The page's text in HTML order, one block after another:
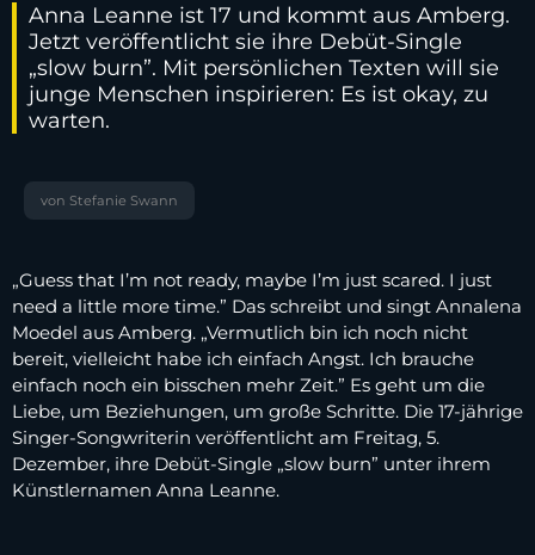
Anna Leanne ist 17 und kommt aus Amberg.
Jetzt veröffentlicht sie ihre Debüt-Single
„slow burn”. Mit persönlichen Texten will sie
junge Menschen inspirieren: Es ist okay, zu
warten.
von Stefanie Swann
„Guess that I’m not ready, maybe I’m just scared. I just
need a little more time.” Das schreibt und singt Annalena
Moedel aus Amberg. „Vermutlich bin ich noch nicht
bereit, vielleicht habe ich einfach Angst. Ich brauche
einfach noch ein bisschen mehr Zeit.” Es geht um die
Liebe, um Beziehungen, um große Schritte. Die 17-jährige
Singer-Songwriterin veröffentlicht am Freitag, 5.
Dezember, ihre Debüt-Single „slow burn” unter ihrem
Künstlernamen Anna Leanne.